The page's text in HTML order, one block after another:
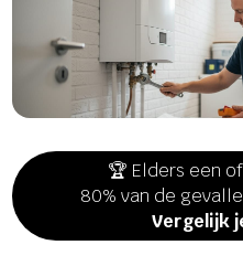
🏆 Elders een
80% van de
Vergelijk